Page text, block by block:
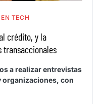
TECH
crédito, y la
transaccionales
a realizar entrevistas
organizaciones, con